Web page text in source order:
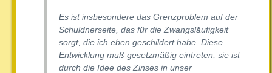
Es ist insbesondere das Grenzproblem auf der
Schuldnerseite, das für die Zwangsläufigkeit
sorgt, die ich eben geschildert habe. Diese
Entwicklung muß gesetzmäßig eintreten, sie ist
durch die Idee des Zinses in unser